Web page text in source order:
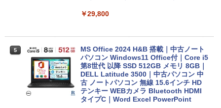
￥29,800
5
MS Office 2024 H&B 搭載｜中古ノート
パソコン Windows11 Office付｜Core i5
第8世代 以降 SSD 512GB メモリ 8GB｜
DELL Latitude 3500｜中古パソコン 中
古 ノートパソコン 無線 15.6インチ HD
テンキー WEBカメラ Bluetooth HDMI
タイプC｜Word Excel PowerPoint